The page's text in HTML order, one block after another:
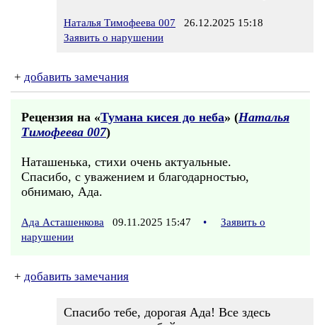
Наталья Тимофеева 007 26.12.2025 15:18
Заявить о нарушении
+ добавить замечания
Рецензия на «Тумана кисея до неба» (Наталья
Тимофеева 007)
Наташенька, стихи очень актуальные.
Спасибо, с уважением и благодарностью,
обнимаю, Ада.
Ада Асташенкова 09.11.2025 15:47 •
Заявить о
нарушении
+ добавить замечания
Спасибо тебе, дорогая Ада! Все здесь